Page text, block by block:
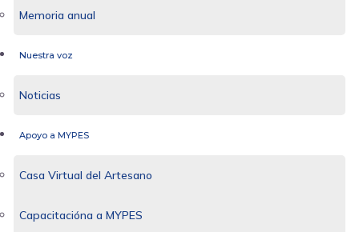
Memoria anual
Nuestra voz
Noticias
Apoyo a MYPES
Casa Virtual del Artesano
Capacitacióna a MYPES